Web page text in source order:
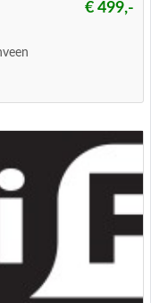
€ 499,-